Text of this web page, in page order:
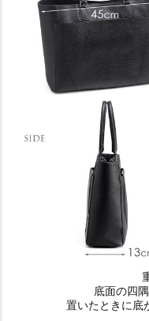
底面の四
置いたときに底